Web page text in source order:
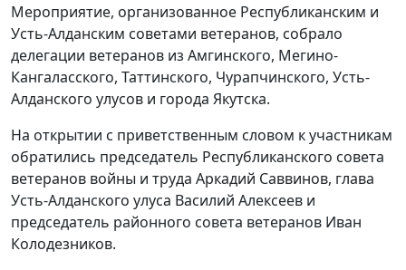
Мероприятие, организованное Республиканским и
Усть-Алданским советами ветеранов, собрало
делегации ветеранов из Амгинского, Мегино-
Кангаласского, Таттинского, Чурапчинского, Усть-
Алданского улусов и города Якутска.
На открытии с приветственным словом к участникам
обратились председатель Республиканского совета
ветеранов войны и труда Аркадий Саввинов, глава
Усть-Алданского улуса Василий Алексеев и
председатель районного совета ветеранов Иван
Колодезников.